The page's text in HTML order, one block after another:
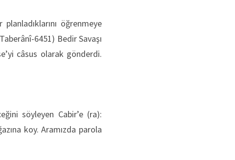
öğrenmeye
6451) Bedir Savaşı
câsus olarak gönderdi.
söyleyen Cabir’e (ra):
koy. Aramızda parola